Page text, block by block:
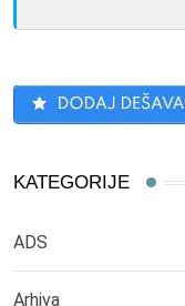
KATEGORIJE
ADS
Arhiva